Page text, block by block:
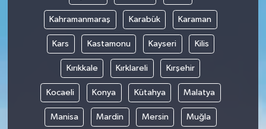
Kahramanmaraş Karabük Karaman
Kars Kastamonu Kayseri Kilis
Kırıkkale Kırklareli Kırşehir
Kocaeli Konya Kütahya Malatya
Manisa Mardin Mersin Muğla